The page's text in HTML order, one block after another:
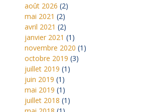
août 2026 (2)
mai 2021 (2)
avril 2021 (2)
janvier 2021 (1)
novembre 2020 (1)
octobre 2019 (3)
juillet 2019 (1)
juin 2019 (1)
mai 2019 (1)
juillet 2018 (1)